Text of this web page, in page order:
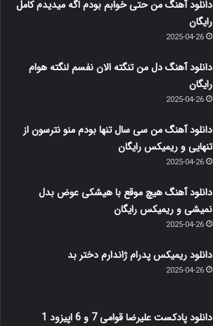
دانلود آهنگ من حتی خوابم بودم اگه میدیدم کامل
رایگان
2025-04-26
دانلود آهنگ دل من تنگته الان نفسم لنگته هوام
رایگان
2025-04-26
دانلود آهنگ من سی سال تنها بودم منو نترسون از
تنهایی و ریمیکس رایگان
2025-04-26
دانلود آهنگ هیچ موقع با هیشکی عوض بدل
نمیشی و ریمیکس رایگان
2025-04-26
دانلود ریمیکس پدرام ژاندارم دختر بد
2025-04-26
دانلود پادکست علیرضا قوامی 7 و 6 اپیزود 1